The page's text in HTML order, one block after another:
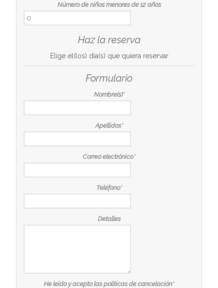
Número de niños menores de 12 años
Haz la reserva
Elige el(los) día(s) que quiera reservar
Formulario
Nombre(s)*
Apellidos*
Correo electrónico*
Teléfono*
Detalles
He leído y acepto las políticas de cancelación*